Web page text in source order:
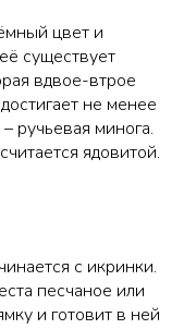
цвет и
существует
вдвое-втрое
не менее
ручьевая минога.
ядовитой.
с икринки.
песчаное или
и готовит в ней